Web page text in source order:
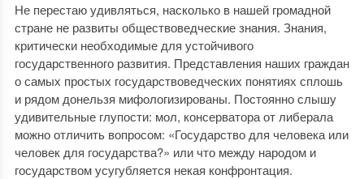
Не перестаю удивляться, насколько в нашей громадной
стране не развиты обществоведческие знания. Знания,
критически необходимые для устойчивого
государственного развития. Представления наших граждан
о самых простых государствоведческих понятиях сплошь
и рядом донельзя мифологизированы. Постоянно слышу
удивительные глупости: мол, консерватора от либерала
можно отличить вопросом: «Государство для человека или
человек для государства?» или что между народом и
государством усугубляется некая конфронтация.